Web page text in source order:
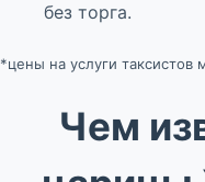
без торга.
*цены на услуги таксистов
Чем